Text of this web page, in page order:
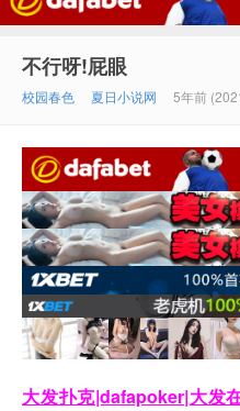
不行呀!屁眼
校园春色 夏日小说网 5年前
大发扑克|dafapoker|大发